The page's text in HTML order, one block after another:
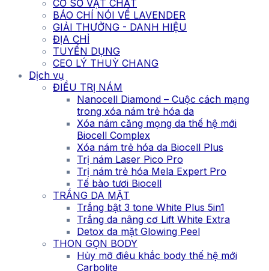
CƠ SỞ VẬT CHẤT
BÁO CHÍ NÓI VỀ LAVENDER
GIẢI THƯỞNG - DANH HIỆU
ĐỊA CHỈ
TUYỂN DỤNG
CEO LÝ THUỲ CHANG
Dịch vụ
ĐIỀU TRỊ NÁM
Nanocell Diamond – Cuộc cách mạng
trong xóa nám trẻ hóa da
Xóa nám căng mọng da thế hệ mới
Biocell Complex
Xóa nám trẻ hóa da Biocell Plus
Trị nám Laser Pico Pro
Trị nám trẻ hóa Mela Expert Pro
Tế bào tươi Biocell
TRẮNG DA MẶT
Trắng bật 3 tone White Plus 5in1
Trắng da nâng cơ Lift White Extra
Detox da mặt Glowing Peel
THON GỌN BODY
Hủy mỡ điêu khắc body thế hệ mới
Carbolite